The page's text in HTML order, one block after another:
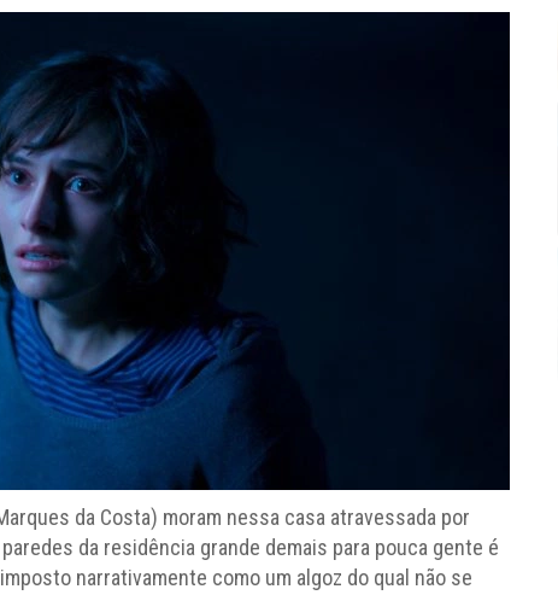
da Costa) moram nessa casa atravessada por
da residência grande demais para pouca gente é
narrativamente como um algoz do qual não se